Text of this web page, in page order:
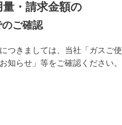
量・請求金額の
のご確認
つきましては、当社「ガスご使
知らせ」等をご確認ください。